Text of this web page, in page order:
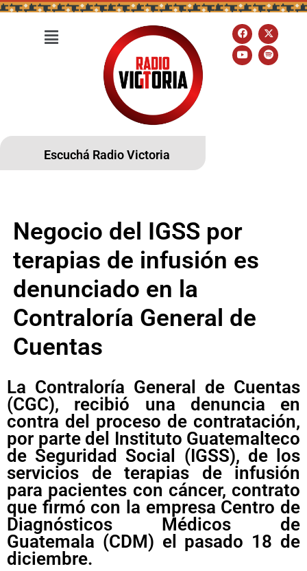
Escuchá Radio Victoria
Negocio del IGSS por
terapias de infusión es
denunciado en la
Contraloría General de
Cuentas
La Contraloría General de Cuentas
(CGC), recibió una denuncia en
contra del proceso de contratación,
por parte del Instituto Guatemalteco
de Seguridad Social (IGSS), de los
servicios de terapias de infusión
para pacientes con cáncer, contrato
que firmó con la empresa Centro de
Diagnósticos Médicos de
Guatemala (CDM) el pasado 18 de
diciembre.